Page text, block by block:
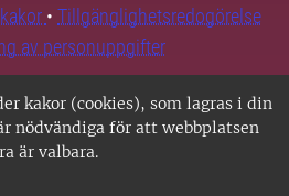
kakor (cookies), som lagras i din
nödvändiga för att webbplatsen
är valbara.
• Tillgänglighetsredogörelse
av personuppgifter